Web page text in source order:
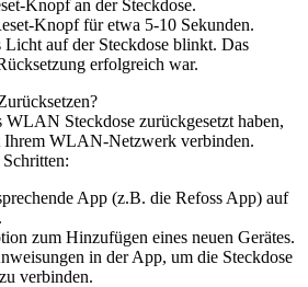
Knopf an der Steckdose.
Knopf für etwa 5-10 Sekunden.
Licht auf der Steckdose blinkt. Das
erfolgreich war.
WLAN Steckdose zurückgesetzt haben,
Ihrem WLAN-Netzwerk verbinden.
App (z.B. die Refoss App) auf
zum Hinzufügen eines neuen Gerätes.
in der App, um die Steckdose
verbinden.